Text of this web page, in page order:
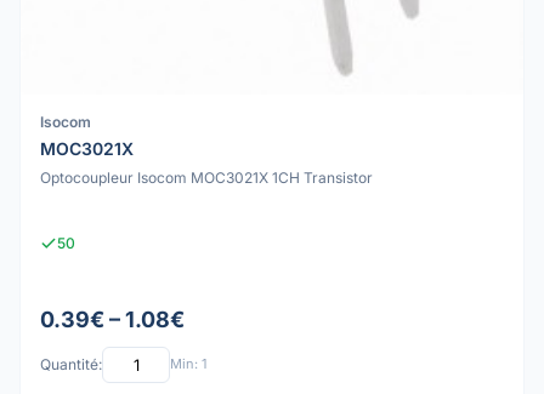
Isocom
MOC3021X
Optocoupleur Isocom MOC3021X 1CH Transistor
50
0.39€ – 1.08€
Quantité: Min: 1